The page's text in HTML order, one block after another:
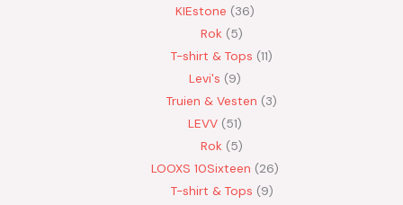
KIEstone
36
Rok 5
T-shirt & Tops 11
Levi's
9
Truien & Vesten
3
LEVV 51
Rok 5
LOOXS 10Sixteen
26
T-shirt & Tops 9